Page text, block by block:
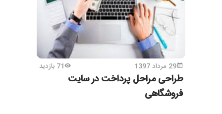
29 مرداد 1397 71 بازدید
طراحی مراحل پرداخت در سایت
فروشگاهی